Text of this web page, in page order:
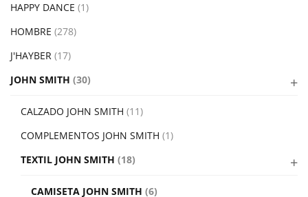
HAPPY DANCE (1)
HOMBRE (278)
J'HAYBER (17)
JOHN SMITH (30)
CALZADO JOHN SMITH (11)
COMPLEMENTOS JOHN SMITH (1)
TEXTIL JOHN SMITH (18)
CAMISETA JOHN SMITH (6)